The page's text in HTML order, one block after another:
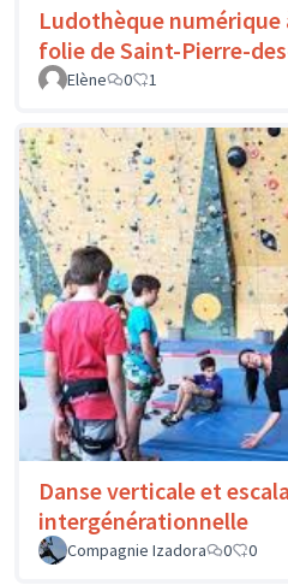
Ludothèque numérique
folie de Saint-Pierre-
Elène
0 1
Danse verticale et
intergénérationnelle
Compagnie Izadora
0 0